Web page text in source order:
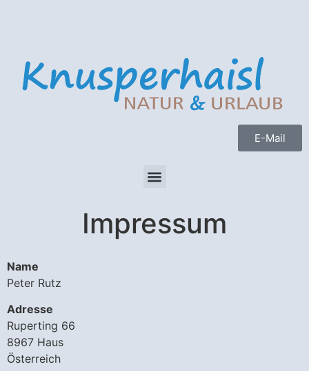
E-Mail
Impressum
Name
Peter Rutz
Adresse
Ruperting 66
8967 Haus
Österreich